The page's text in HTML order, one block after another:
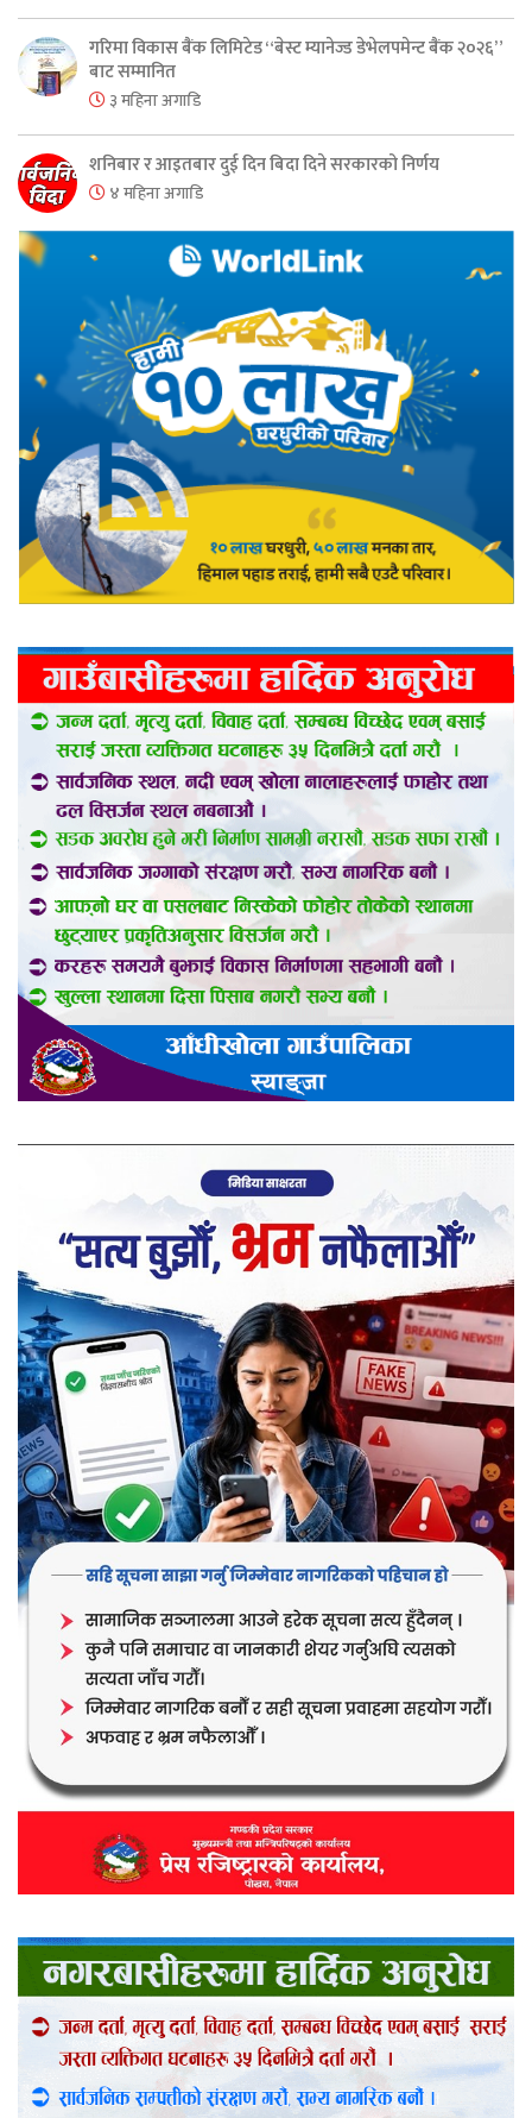
गरिमा विकास बैंक लिमिटेड “बेस्ट म्यानेज्ड डेभेलपमेन्ट बैंक २०२६”
बाट सम्मानित
३ महिना अगाडि
शनिबार र आइतबार दुई दिन बिदा दिने सरकारको निर्णय
४ महिना अगाडि